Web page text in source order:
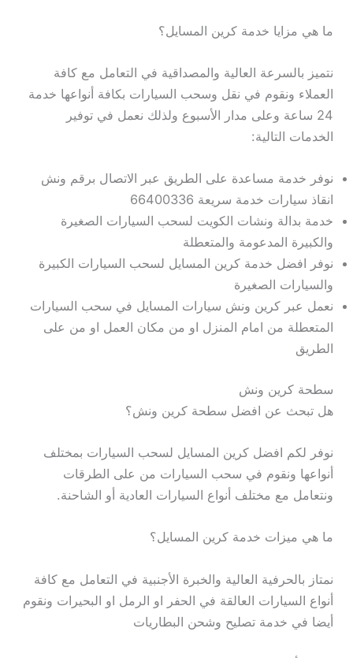
ما هي مزايا خدمة كرين المسايل؟
نتميز بالسرعة العالية والمصداقية في التعامل مع كافة
العملاء ونقوم في نقل وسحب السيارات بكافة أنواعها خدمة
24 ساعة وعلى مدار الأسبوع ولذلك نعمل في توفير
الخدمات التالية:
نوفر خدمة مساعدة على الطريق عبر الاتصال برقم ونش
انقاذ سيارات خدمة سريعة 66400336
خدمة بدالة ونشات الكويت لسحب السيارات الصغيرة
والكبيرة المدعومة والمتعطلة
نوفر افضل خدمة كرين المسايل لسحب السيارات الكبيرة
والسيارات الصغيرة
نعمل عبر كرين ونش سيارات المسايل في سحب السيارات
المتعطلة من امام المنزل او من مكان العمل او من على
الطريق
سطحة كرين ونش
هل تبحث عن افضل سطحة كرين ونش؟
نوفر لكم افضل كرين المسايل لسحب السيارات بمختلف
أنواعها ونقوم في سحب السيارات من على الطرقات
ونتعامل مع مختلف أنواع السيارات العادية أو الشاحنة.
ما هي ميزات خدمة كرين المسايل؟
نمتاز بالحرفية العالية والخبرة الأجنبية في التعامل مع كافة
أنواع السيارات العالقة في الحفر او الرمل او البحيرات ونقوم
أيضا في خدمة تصليح وشحن البطاريات